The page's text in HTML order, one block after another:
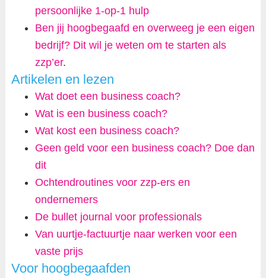
persoonlijke 1-op-1 hulp
Ben jij hoogbegaafd en overweeg je een eigen
bedrijf? Dit wil je weten om te starten als
zzp’er.
Artikelen en lezen
Wat doet een business coach?
Wat is een business coach?
Wat kost een business coach?
Geen geld voor een business coach? Doe dan
dit
Ochtendroutines voor zzp-ers en
ondernemers
De bullet journal voor professionals
Van uurtje-factuurtje naar werken voor een
vaste prijs
Voor hoogbegaafden